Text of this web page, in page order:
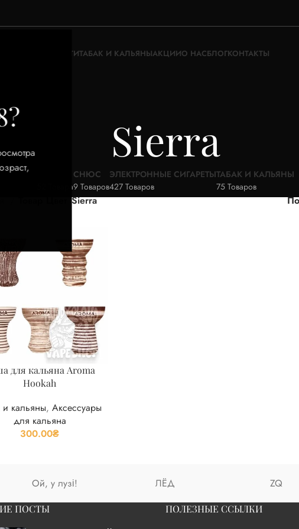
ЖИДКОСТИТАБАК И КАЛЬЯНЫАКЦИИО НАСБЛОГКОНТАКТЫ
Sierra
52 Товара
СНЮС
9 Товаров
ЭЛЕКТРОННЫЕ СИГАРЕТЫ
427 Товаров
ТАБАК И КАЛЬЯНЫ
75 Товаров
Sierra
для кальяна Aroma
Hookah
и кальяны, Аксессуары
для кальяна
300.00₴
Ой, у лузі! ЛЁД ZQ
ПОСТЫ
ПОЛЕЗНЫЕ ССЫЛКИ